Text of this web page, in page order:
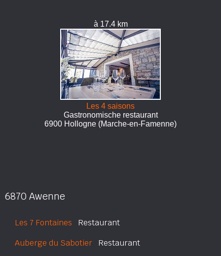
à 17.4 km
Les 4 saisons
Gastronomische restaurant
6900 Hollogne (Marche-en-Famenne)
6870 Awenne
Les 7 Fontaines Restaurant
Auberge du Sabotier Restaurant